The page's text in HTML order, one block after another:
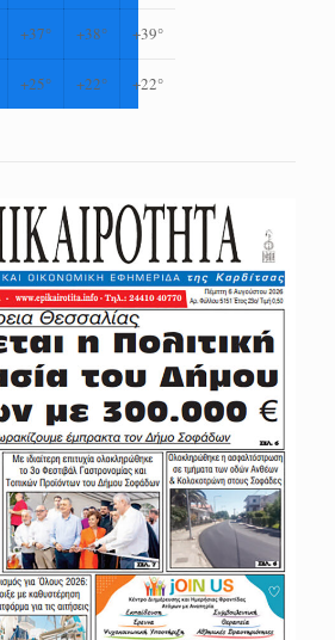
+37° +38° +39°
+25° +22° +22°